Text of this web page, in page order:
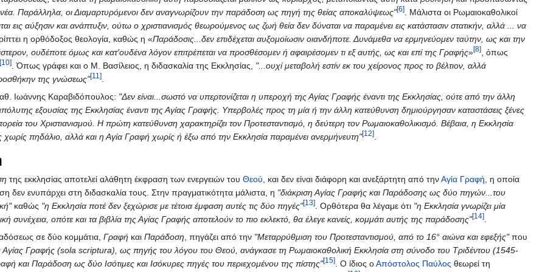
νέα. Παράλληλα, οι Διαμαρτυρόμενοι δεν αναγνωρίζουν την παράδοση ως πηγή της θείας αποκαλύψεως"[6]
. Μάλιστα οι Ρωμαιοκαθολικοί
εις αύξησιν και ανάπτυξιν, ούτω ο χριστιανισμός θεωρούμενος ως ζωή θεία δεν δύναται να παραμένει εις κατάστασιν στατικήν, αλλά ... να
η ορθόδοξος θεολογία, καθώς η «Παράδοσις...δεν επιδέχεται αυξομοίωσιν οιανδήποτε. Δυνάμεθα να ερμηνεύομεν ταύτην, ως και την
ουδέποτε όμως και κατ'ουδένα λόγον επιτρέπεται να προσθέσομεν ή αφαιρέσομεν τι εξ αυτής, ως και επί της Γραφής»[8] , όπως
[10] . Όπως γράφει και ο Μ. Βασίλειος, η διδασκαλία της Εκκλησίας, "...ουχί μεταβολή εστίν εκ του χείρονος προς το βέλτιον, αλλά
της γνώσεως"[11]
Ιωάννης Καραβιδόπουλος: "Δεν είναι...σωστό να υπερτονίζεται η υπεροχή της Αγίας Γραφής έναντι της Εκκλησίας, ούτε από την άλλη
εξουσίας της Εκκλησίας έναντι της Αγίας Γραφής. Υπερβολές προς τη μία ή την άλλη κατεύθυνση δημιούργησαν καταστάσεις ξένες
του Χριστιανισμού. Η πρώτη κατεύθυνση χαρακτηρίζει τον Προτεσταντισμό, η δεύτερη τον Ρωμαιοκαθολικισμό. Βέβαια, η Εκκλησία
χωρίς πηδάλιο, αλλά και η Αγία Γραφή χωρίς ή έξω από την Εκκλησία παραμένει ανερμήνευτη"[12]
της εκκλησίας αποτελεί αλάθητη έκφραση των ενεργειών του Θεού, και δεν είναι διάφορη και ανεξάρτητη από τηνΑγία Γραφή, η οποία
δεν ενυπάρχει στη διδασκαλία τους. Στην πραγματικότητα μάλιστα, η "διάκριση Αγίας Γραφής και Παράδοσης ως δύο πηγών...του
καθώς "η Εκκλησία ποτέ δεν ξεχώρισε με τέτοια έμφαση αυτές τις δύο πηγές"[13]. Ορθότερα θα λέγαμε ότι "η Εκκλησία γνωρίζει μία
συνέχεια, οπότε και τα βιβλία της Αγίας Γραφής αποτελούν το πιο εκλεκτό, θα έλεγε κανείς, κομμάτι αυτής της παράδοσης"[14].
σε δύο κομμάτια, Γραφή και Παράδοση, πηγάζει από την "Μεταρρύθμιση του Προτεσταντισμού, από το 16° αιώνα και εφεξής"που
Αγίας Γραφής (sola scriptura), ως πηγής του λόγου του Θεού, ανάγκασε τη Ρωμαιοκαθολική Εκκλησία στη σύνοδο του Τριδέντου (1545-
και Παράδοση ως δύο Ισότιμες και Ισόκυρες πηγές του περιεχομένου της πίστης"[15]. Ο ίδιος οΑπόστολος Παύλος θεωρεί τη